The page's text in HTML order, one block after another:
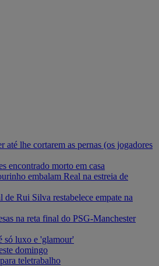
até lhe cortarem as pernas (os jogadores
encontrado morto em casa
embalam Real na estreia de
Rui Silva restabelece empate na
na reta final do PSG-Manchester
só luxo e 'glamour'
domingo
teletrabalho